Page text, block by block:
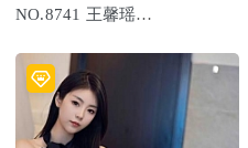
NO.8741 王馨瑶